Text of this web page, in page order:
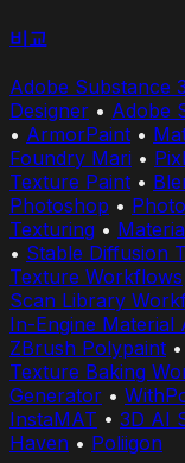
비교
Adobe Substance
Designer • Adobe
• ArmorPaint •
Foundry Mari •
Texture Paint •
Photoshop •
Texturing •
• Stable Diffusion
Texture Workflows
Scan Library
In-Engine Material
ZBrush Polypaint •
Texture Baking
Generator •
InstaMAT • 3D AI
Haven • Poliigon